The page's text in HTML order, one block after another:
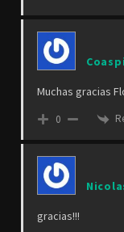
Coaspi
Muchas gracias
0
gracias!!!